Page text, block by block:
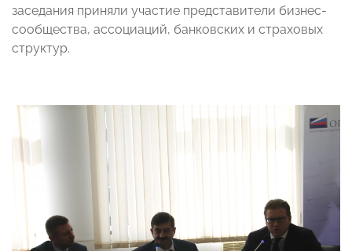
заседания приняли участие представители бизнес-
сообщества, ассоциаций, банковских и страховых
структур.